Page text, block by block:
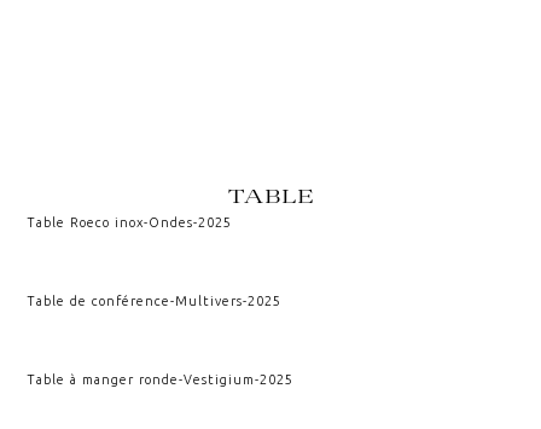
TABLE
Table Roeco inox-Ondes-2025
Table de conférence-Multivers-2025
Table à manger ronde-Vestigium-2025